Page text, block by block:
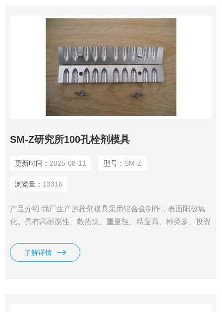
SM-Z研究所100孔栓剂模具
更新时间： 2025-08-11 型号： SM-Z
浏览量： 13316
产品介绍 我厂生产的栓剂模具采用铝合金制作，表面阳极氧
化。具有高耐腐性、散热快、重量轻、精度高、种类多、投资
校、医院、药厂研发中心、研究所等小规模试制生产及教学演
示的*
了解详情